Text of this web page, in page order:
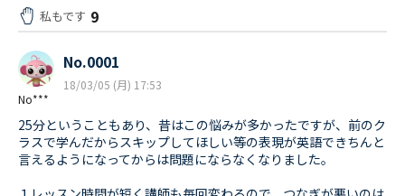
私もです 9
No***
No.0001
18/03/05 (月) 17:53
25分ということもあり、昔はこの悩みが多かったですが、前のク
ラスで学んだからスキップしてほしい等の表現が英語できちんと
言えるようになってからは問題にならなくなりました。